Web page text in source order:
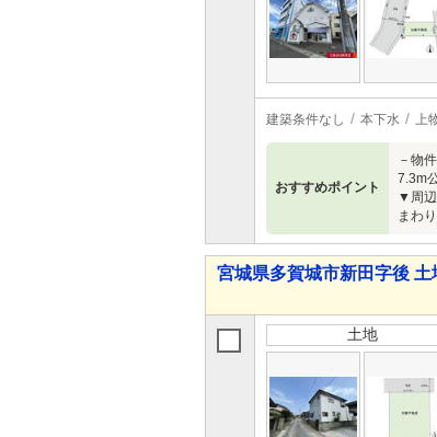
建築条件なし 本下水 上
おすすめポイント
－物
7.3m
▼周辺
まわ
宮城県多賀城市新田字後 土
土地